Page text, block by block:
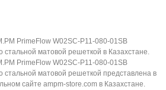
PrimeFlow W02SC-P11-080-01SB
стальной матовой решеткой в Казахстане.
PrimeFlow W02SC-P11-080-01SB
стальной матовой решеткой представлена в
сайте ampm-store.com в Казахстане.